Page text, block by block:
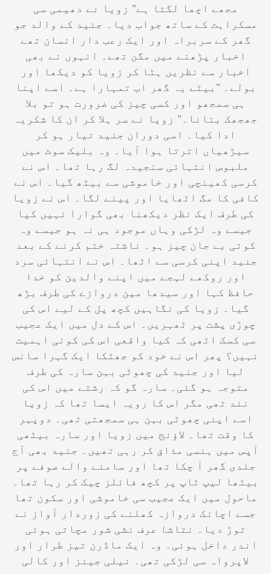
مجھے اچھا لگتا ہے" زویا نے دھیمی سی
مسکراہٹ کے ساتھ جواب دیا۔ جنید کے والد جو
گھر کے سربراہ اور ایک رعب دار انسان تھے
اخبار پڑھنے میں مگن تھے۔ انہوں نے بھی
اخبار سے نظریں ہٹا کر زویا کو دیکھا اور
بولے۔ "بیٹے یہ گھر اب تمہارا ہے۔ اسے اپنا
ہی سمجھو اور کسی چیز کی ضرورت ہو تو بلا
جھجھک بتانا۔" زویا نے سر ہلا کر ان کا شکریہ
ادا کیا۔ اسی دوران جنید تیار ہو کر
سیڑھیاں اترتا ہوا آیا۔ وہ بلیک سوٹ میں
ملبوس انتہائی سنجیدہ لگ رہا تھا۔ اس نے
کرسی کھینچی اور خاموشی سے بیٹھ گیا۔ اس نے
کافی کا مگ اٹھایا اور پینے لگا۔ اس نے زویا
کی طرف ایک نظر دیکھنا بھی گوارا نہیں کیا
جیسے وہ لڑکی وہاں موجود ہی نہ ہو جیسے وہ
کوئی بے جان چیز ہو۔ ناشتہ ختم کرنے کے بعد
جنید اپنی کرسی سے اٹھا۔ اس نے انتہائی سرد
اور روکھے لہجے میں اپنے والدین کو خدا
حافظ کہا اور سیدھا مین دروازے کی طرف بڑھ
گیا۔ زویا کی نگاہیں کچھ پل کے لیے اس کی
چوڑی پشت پر ٹھہریں۔ اس کے دل میں ایک عجیب
سی کسک اٹھی کہ کیا واقعی اس کی کوئی اہمیت
نہیں؟ پھر اس نے خود کو جھٹکا ایک گہرا سانس
لیا اور جنید کی چھوٹی بہن سارہ کی طرف
متوجہ ہو گئی۔ سارہ گو کہ رشتے میں اس کی
نند تھی مگر اس کا رویہ ایسا تھا کہ زویا
اسے اپنی چھوٹی بہن ہی سمجھتی تھی۔ دوپہر
کا وقت تھا۔ لاؤنج میں زویا اور سارہ بیٹھی
آپس میں ہنسی مذاق کر رہی تھیں۔ جنید بھی آج
جلدی گھر آ چکا تھا اور سامنے والے صوفے پر
بیٹھا لیپ ٹاپ پر کچھ فائلز چیک کر رہا تھا۔
ماحول میں ایک عجیب سی خاموشی اور سکون تھا
جسے اچانک دروازہ کھلنے کی زوردار آواز نے
توڑ دیا۔ نتاشا عرف نشی شور مچاتی ہوئی
اندر داخل ہوئی۔ وہ ایک ماڈرن تیز طرار اور
لاپرواہ سی لڑکی تھی۔ نیلی جینز اور کالی